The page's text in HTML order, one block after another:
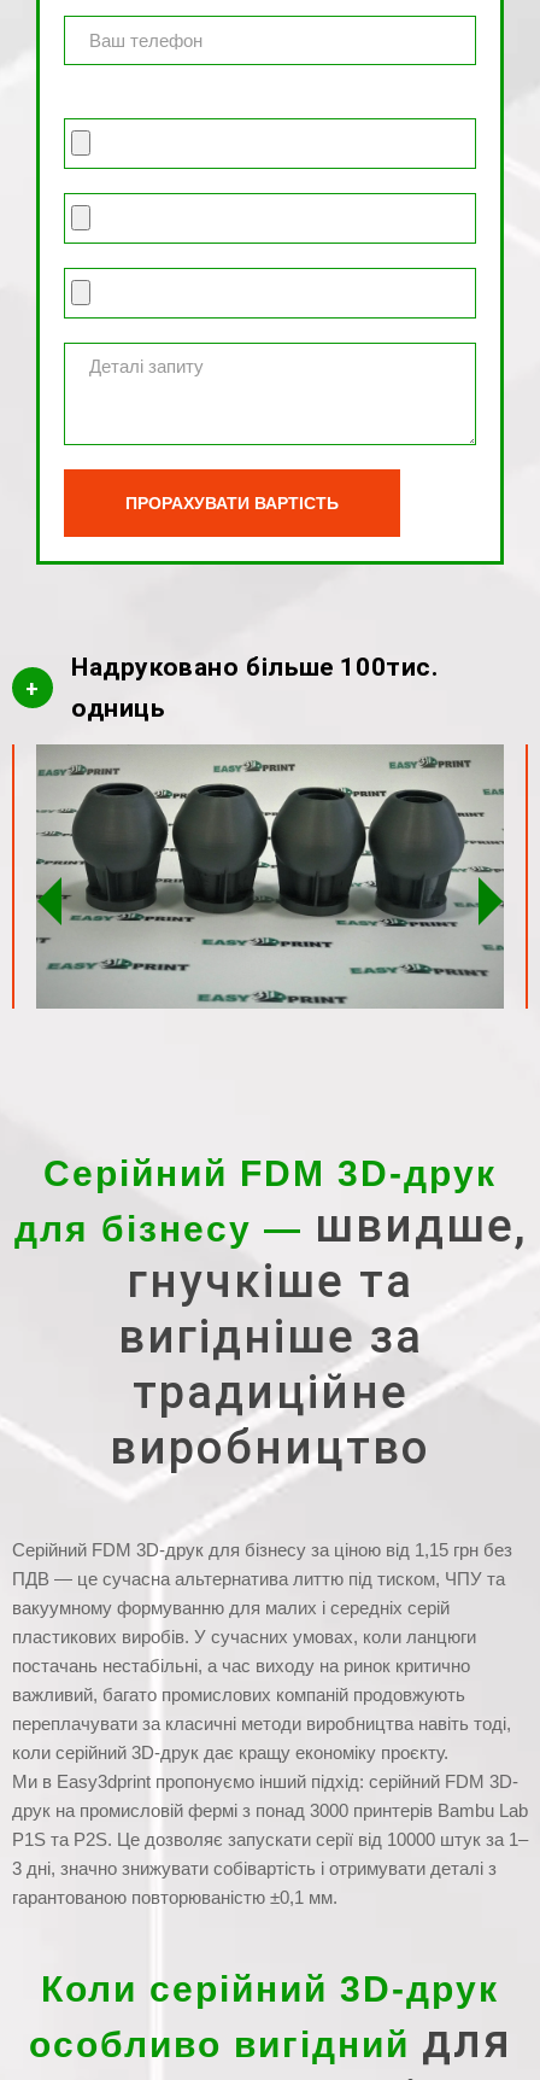
+
Надруковано більше 100тис.
одниць
Серійний FDM 3D-друк
для бізнесу — швидше,
гнучкіше та
вигідніше за
традиційне
виробництво
Серійний FDM 3D-друк для бізнесу за ціною від 1,15 грн без
ПДВ — це сучасна альтернатива литтю під тиском, ЧПУ та
вакуумному формуванню для малих і середніх серій
пластикових виробів. У сучасних умовах, коли ланцюги
постачань нестабільні, а час виходу на ринок критично
важливий, багато промислових компаній продовжують
переплачувати за класичні методи виробництва навіть тоді,
коли серійний 3D-друк дає кращу економіку проєкту.
Ми в Easy3dprint пропонуємо інший підхід: серійний FDM 3D-
друк на промисловій фермі з понад 3000 принтерів Bambu Lab
P1S та P2S. Це дозволяє запускати серії від 10000 штук за 1–
3 дні, значно знижувати собівартість і отримувати деталі з
гарантованою повторюваністю ±0,1 мм.
Коли серійний 3D-друк
особливо вигідний для